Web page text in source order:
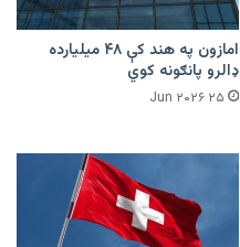
امازون په هند کې ۴۸ میلیارده
ډالرو پانګونه کوي
۲۵ Jun ۲۰۲۶